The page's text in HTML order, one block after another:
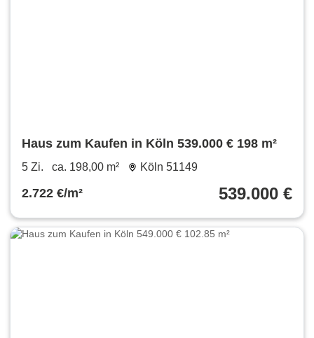
Haus zum Kaufen in Köln 539.000 € 198 m²
5 Zi. ca. 198,00 m² Köln 51149
2.722 €/m² 539.000 €